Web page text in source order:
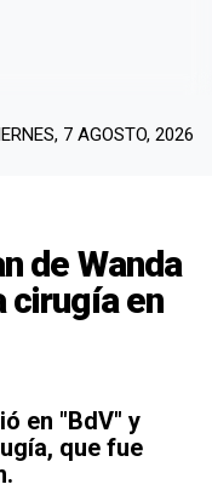
7 AGOSTO, 2026
de Wanda
cirugía en
en "BdV" y
que fue